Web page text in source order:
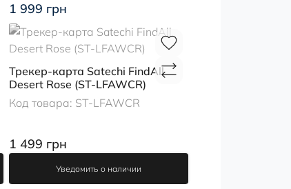
1 999 грн
Трекер-карта Satechi FindAll
Desert Rose (ST-LFAWCR)
Код товара: ST-LFAWCR
1 499 грн
Уведомить о наличии